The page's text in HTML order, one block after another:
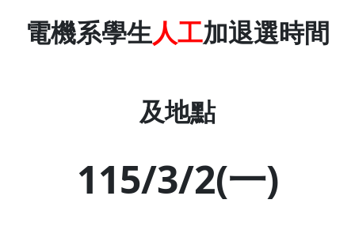
電機系學生人工加退選時間
及地點
115/3/2(一)